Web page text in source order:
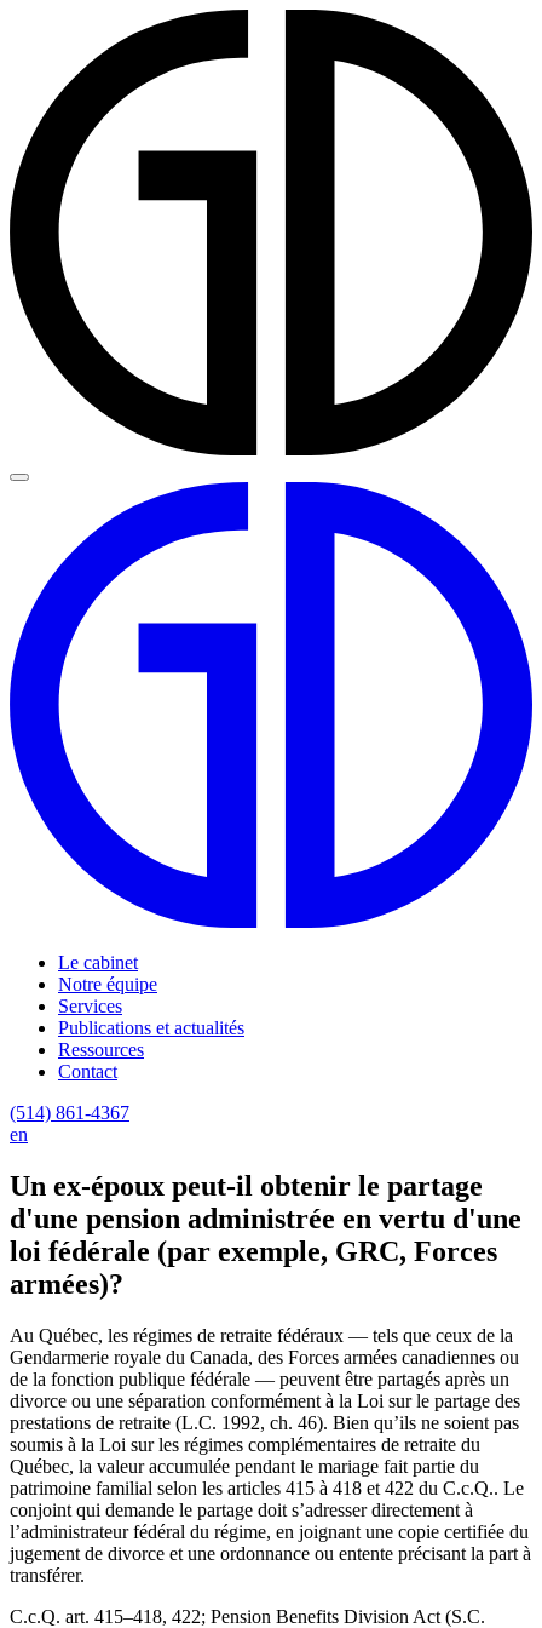
Le cabinet
Notre équipe
Services
Publications et actualités
Ressources
Contact
(514) 861-4367
en
Un ex-époux peut-il obtenir le partage
d'une pension administrée en vertu d'une
loi fédérale (par exemple, GRC, Forces
armées)?
Au Québec, les régimes de retraite fédéraux — tels que ceux de la
Gendarmerie royale du Canada, des Forces armées canadiennes ou
de la fonction publique fédérale — peuvent être partagés après un
divorce ou une séparation conformément à la Loi sur le partage des
prestations de retraite (L.C. 1992, ch. 46). Bien qu’ils ne soient pas
soumis à la Loi sur les régimes complémentaires de retraite du
Québec, la valeur accumulée pendant le mariage fait partie du
patrimoine familial selon les articles 415 à 418 et 422 du C.c.Q.. Le
conjoint qui demande le partage doit s’adresser directement à
l’administrateur fédéral du régime, en joignant une copie certifiée du
jugement de divorce et une ordonnance ou entente précisant la part à
transférer.
C.c.Q. art. 415–418, 422; Pension Benefits Division Act (S.C.